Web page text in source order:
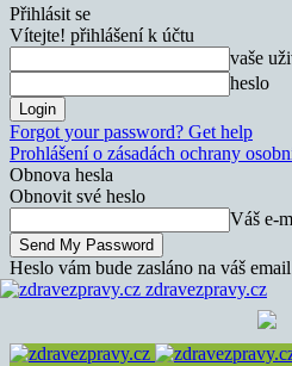
Přihlásit se
Vítejte! přihlášení k účtu
vaše
heslo
Forgot your password? Get help
Prohlášení o zásadách ochrany
Obnova hesla
Obnovit své heslo
Váš e-
Heslo vám bude zasláno na váš email
zdravezpravy.cz